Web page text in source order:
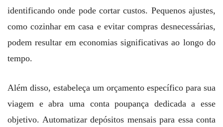
identificando onde pode cortar custos. Pequenos ajustes,
como cozinhar em casa e evitar compras desnecessárias,
podem resultar em economias significativas ao longo do
tempo.
Além disso, estabeleça um orçamento específico para sua
viagem e abra uma conta poupança dedicada a esse
objetivo. Automatizar depósitos mensais para essa conta